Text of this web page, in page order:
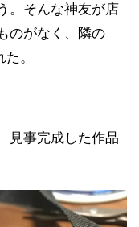
。そんな神友が店
のがなく、隣の
。
見事完成した作品